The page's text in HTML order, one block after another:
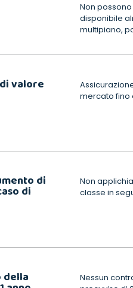
Non
disponibile
multipiano,
valore
mercato fino
di
di
Non
classe in
della
Nessun